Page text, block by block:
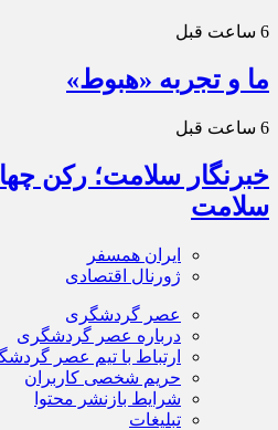
6 ساعت قبل
ما و تجربه «هبوط»
6 ساعت قبل
خبرنگار سلامت؛ رکن
سلامت
ایران همسفر
ژورنال اقتصادی
عصر گردشگری
درباره عصر گردشگری
ارتباط با تیم عصر
حریم شخصی کاربران
شرایط بازنشر محتوا
تبلیغات